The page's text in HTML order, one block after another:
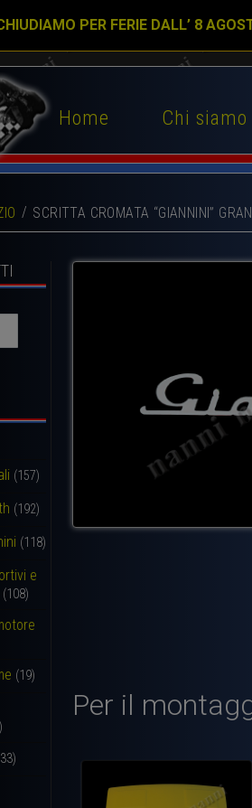
PER FERIE DALL’ 8
Home Chi siamo
SCRITTA CROMATA “GIANNINI”
(157)
(192)
(118)
e
(108)
(19)
Per il